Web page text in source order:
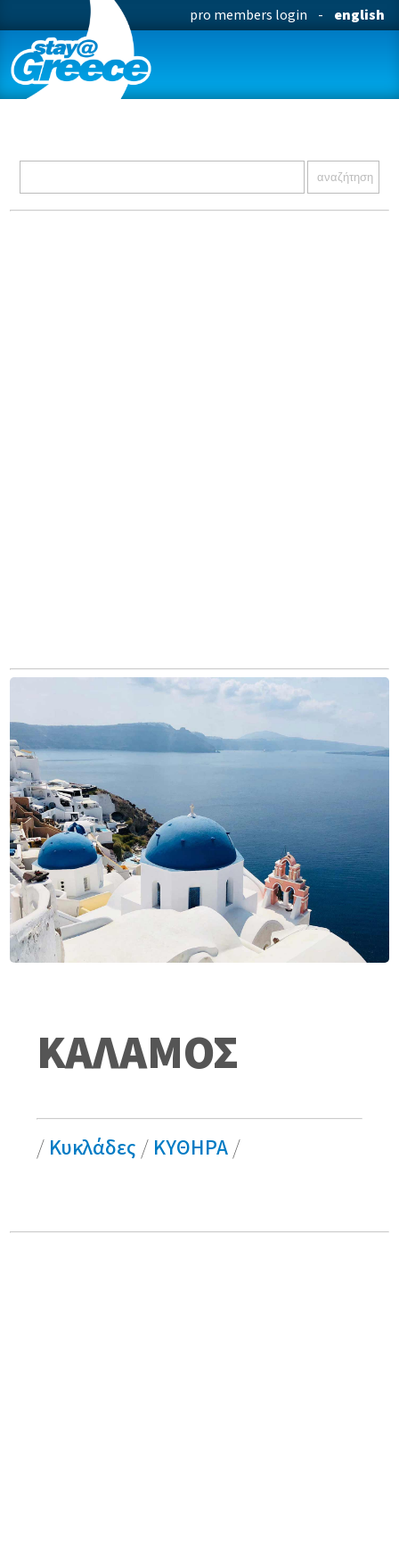
pro members login - english
ΚΑΛΑΜΟΣ
/ Κυκλάδες / ΚΥΘΗΡΑ/